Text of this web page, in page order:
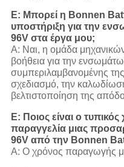
Ε: Μπορεί η Bonnen
υποστήριξη για την
96V στα έργα μου;
Α: Ναι, η ομάδα
βοήθεια για την
συμπεριλαμβανομένης
σχεδιασμό, την
βελτιστοποίηση της
Ε: Ποιος είναι ο
παραγγελία μιας
96V από την Bonnen
Α: Ο χρόνος παραγωγής